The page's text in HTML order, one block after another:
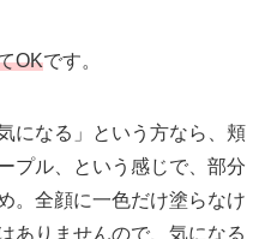
OKです。
になる」という方なら、頬
プル、という感じで、部分
。全顔に一色だけ塗らなけ
ありませんので、気になる